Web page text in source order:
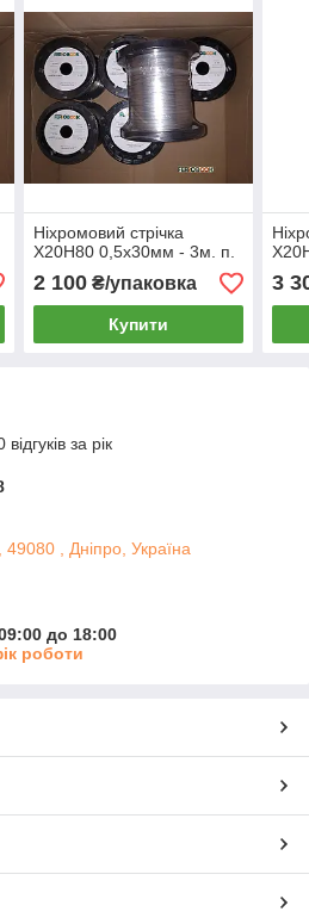
Ніхромовий стрічка
Х20Н80 0,5х30мм - 3м. п.
2 100₴/упаковка
Купити
3
за рік
, Дніпро, Україна
до 18:00
роботи